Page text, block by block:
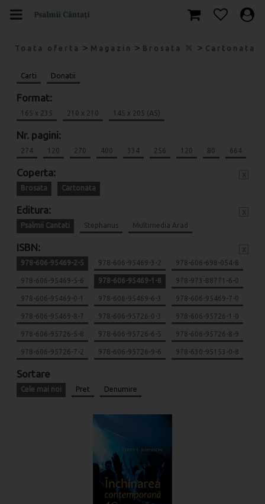
Toata oferta > Magazin > Brosata > Cartonata
Carti Donatii
Format:
165 x 235 210 x 210 145 x 205 (A5)
Nr. pagini:
274 120 270 400 334 256 120 80 664
Coperta:
Brosata Cartonata
Editura:
Psalmii Cantati Stephanus Multimedia Arad
ISBN:
978-606-95469-2-5 978-606-95469-3-2 978-606-698-054-8
978-606-95469-5-6 978-606-95469-1-8 978-973-88771-6-0
978-606-95469-0-1 978-606-95469-6-3 978-606-95469-7-0
978-606-95469-8-7 978-606-95726-0-3 978-606-95726-1-0
978-606-95726-5-8 978-606-95726-6-5 978-606-95726-8-9
978-606-95726-7-2 978-606-95726-9-6 978-630-95153-0-8
Sortare
Cele mai noi Pret Denumire